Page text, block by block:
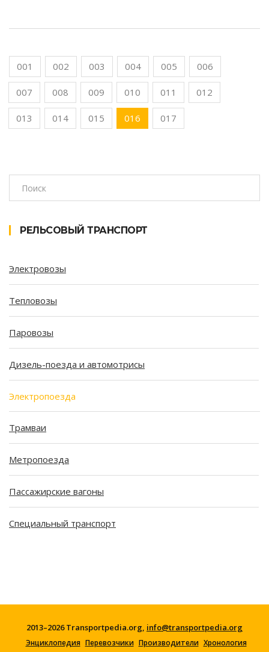
001 002 003 004 005 006
007 008 009 010 011 012
013 014 015 016 017
РЕЛЬСОВЫЙ ТРАНСПОРТ
Электровозы
Тепловозы
Паровозы
Дизель-поезда и автомотрисы
Электропоезда
Трамваи
Метропоезда
Пассажирские вагоны
Специальный транспорт
2013–2026 Transportpedia.org, info@transportpedia.org
Энциклопедия Перевозчики Производители Хронология